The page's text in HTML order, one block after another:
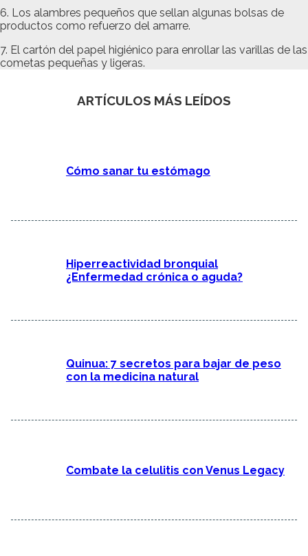
6. Los alambres pequeños que sellan algunas bolsas de
productos como refuerzo del amarre.
7. El cartón del papel higiénico para enrollar las varillas de las
cometas pequeñas y ligeras.
ARTÍCULOS MÁS LEÍDOS
Cómo sanar tu estómago
Hiperreactividad bronquial
¿Enfermedad crónica o aguda?
Quinua: 7 secretos para bajar de peso
con la medicina natural
Combate la celulitis con Venus Legacy